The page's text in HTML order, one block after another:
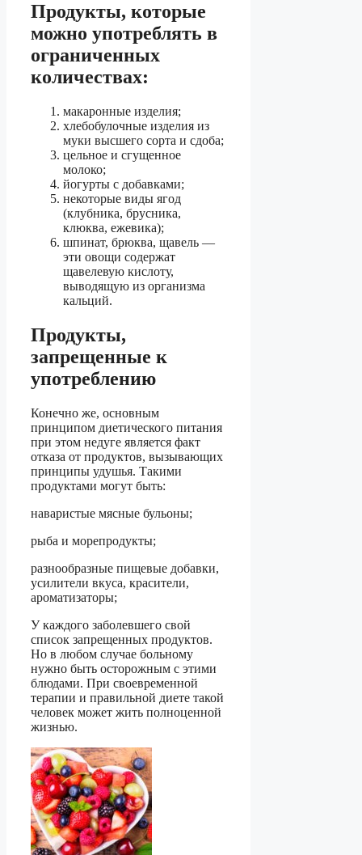
Продукты, которые
можно употреблять в
ограниченных
количествах:
макаронные изделия;
хлебобулочные изделия из
муки высшего сорта и сдоба;
цельное и сгущенное
молоко;
йогурты с добавками;
некоторые виды ягод
(клубника, брусника,
клюква, ежевика);
шпинат, брюква, щавель —
эти овощи содержат
щавелевую кислоту,
выводящую из организма
кальций.
Продукты,
запрещенные к
употреблению
Конечно же, основным
принципом диетического питания
при этом недуге является факт
отказа от продуктов, вызывающих
принципы удушья. Такими
продуктами могут быть:
наваристые мясные бульоны;
рыба и морепродукты;
разнообразные пищевые добавки,
усилители вкуса, красители,
ароматизаторы;
У каждого заболевшего свой
список запрещенных продуктов.
Но в любом случае больному
нужно быть осторожным с этими
блюдами. При своевременной
терапии и правильной диете такой
человек может жить полноценной
жизнью.